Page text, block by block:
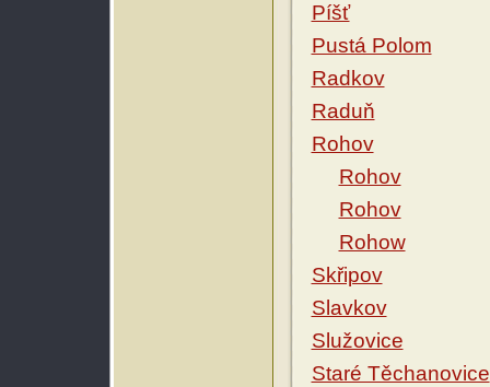
Píšť
Pustá Polom
Radkov
Raduň
Rohov
Rohov
Rohov
Rohow
Skřipov
Slavkov
Služovice
Staré Těchanovice